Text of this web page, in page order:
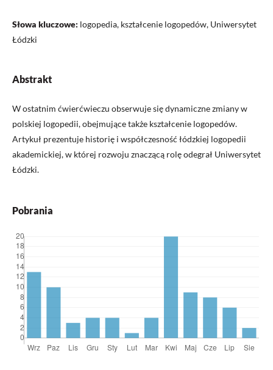
Słowa kluczowe: logopedia, kształcenie logopedów, Uniwersytet
Łódzki
Abstrakt
W ostatnim ćwierćwieczu obserwuje się dynamiczne zmiany w
polskiej logopedii, obejmujące także kształcenie logopedów.
Artykuł prezentuje historię i współczesność łódzkiej logopedii
akademickiej, w której rozwoju znaczącą rolę odegrał Uniwersytet
Łódzki.
Pobrania